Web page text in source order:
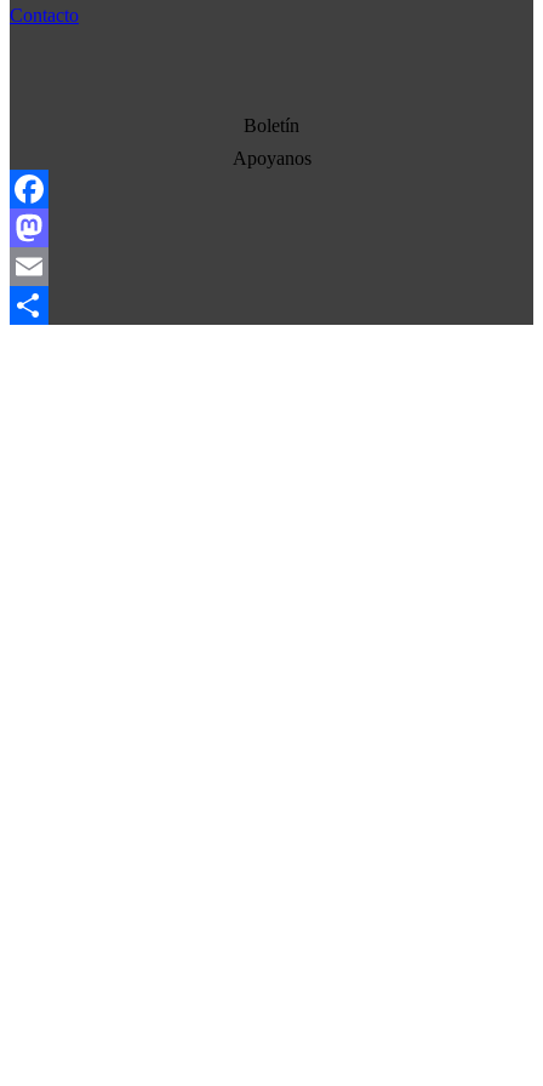
Oriente Medio
Norte-Sur
Sociedad
Ojo con los medios
Contacto
Boletín
Apoyanos
Facebook
Mastodon
Email